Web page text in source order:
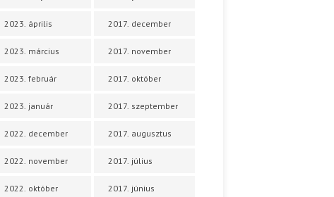
2023. április
2023. március
2023. február
2023. január
2022. december
2022. november
2022. október
2017. december
2017. november
2017. október
2017. szeptember
2017. augusztus
2017. július
2017. június